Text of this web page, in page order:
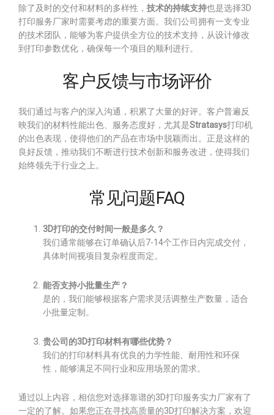
除了及时的交付和材料的多样性， 技术的持续支持也是选择3D
打印服务厂家时需要考虑的重要方面。我们公司拥有一支专业
的技术团队，能够为客户提供全方位的技术支持，从设计修改
到打印参数优化，确保每一个项目的顺利进行。
客户反馈与市场评价
我们通过与客户的深入沟通，积累了大量的好评。客户普遍反
映我们的材料性能出色、服务态度好，尤其是Stratasys打印机
的出色表现，使得他们的产品在市场中脱颖而出。正是这样的
良好反馈，推动我们不断进行技术创新和服务改进，使得我们
始终领先于行业之上。
常见问题FAQ
3D打印的交付时间一般是多久？
我们通常能够在订单确认后7-14个工作日内完成交付，
具体时间视项目复杂程度而定。
能否支持小批量生产？
是的，我们能够根据客户需求灵活调整生产数量，适合
小批量定制。
贵公司的3D打印材料有哪些优势？
我们的打印材料具有优良的力学性能、耐用性和环保
性，能够满足不同行业和应用场景的需求。
通过以上内容，相信您对选择靠谱的3D打印服务实力厂家有了
一定的了解。如果您正在寻找高质量的3D打印解决方案，欢迎